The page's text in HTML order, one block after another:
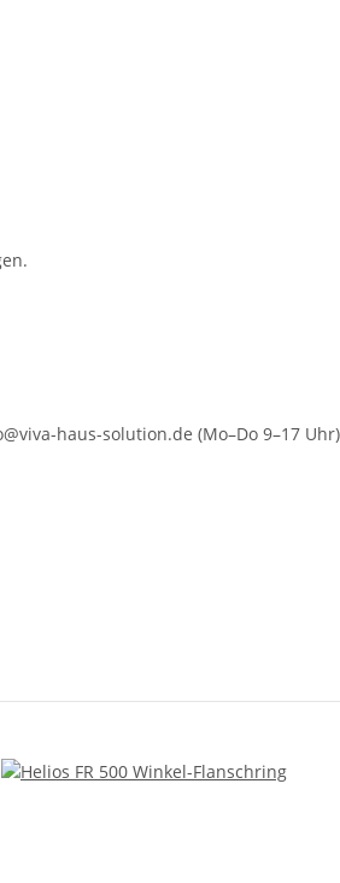
haus-solution.de (Mo–Do 9–17